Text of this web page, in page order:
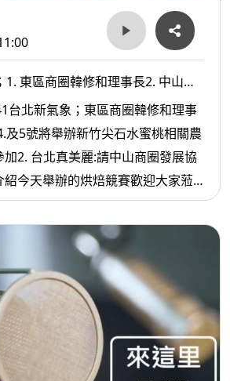
1. 東區商圈韓修和理事長2. 中山商
秘書長
台北新氣象；東區商圈韓修和理事
及5號將舉辦新竹尖石水蜜桃相關農
2. 台北真美麗:請中山商圈發展協
今天舉辦的烘焙競賽歡迎大家蒞
商圈的熱情